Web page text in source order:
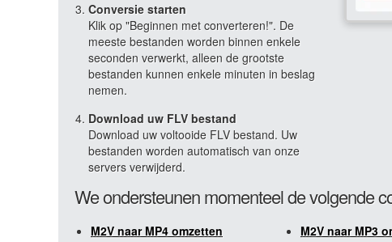
Conversie starten
Klik op "Beginnen met converteren!". De
meeste bestanden worden binnen enkele
seconden verwerkt, alleen de grootste
bestanden kunnen enkele minuten in beslag
nemen.
Download uw FLV bestand
Download uw voltooide FLV bestand. Uw
bestanden worden automatisch van onze
servers verwijderd.
We ondersteunen momenteel de volgende
M2V naar MP4 omzetten M2V naar MP3